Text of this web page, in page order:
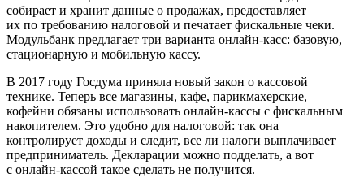
собирает и хранит данные о продажах, предоставляет
их по требованию налоговой и печатает фискальные чеки.
Модульбанк предлагает три варианта онлайн-касс: базовую,
стационарную и мобильную кассу.
В 2017 году Госдума приняла новый закон о кассовой
технике. Теперь все магазины, кафе, парикмахерские,
кофейни обязаны использовать онлайн-кассы с фискальным
накопителем. Это удобно для налоговой: так она
контролирует доходы и следит, все ли налоги выплачивает
предприниматель. Декларации можно подделать, а вот
с онлайн-кассой такое сделать не получится.